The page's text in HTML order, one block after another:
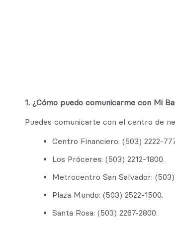
1. ¿Cómo puedo comunicarme con Mi
Puedes comunicarte con el centro de
Centro Financiero: (503) 2222-
Los Próceres: (503) 2212-1800.
Metrocentro San Salvador: (503)
Plaza Mundo: (503) 2522-1500.
Santa Rosa: (503) 2267-2800.